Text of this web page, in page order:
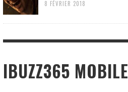
8 FÉVRIER 2018
IBUZZ365 MOBILE